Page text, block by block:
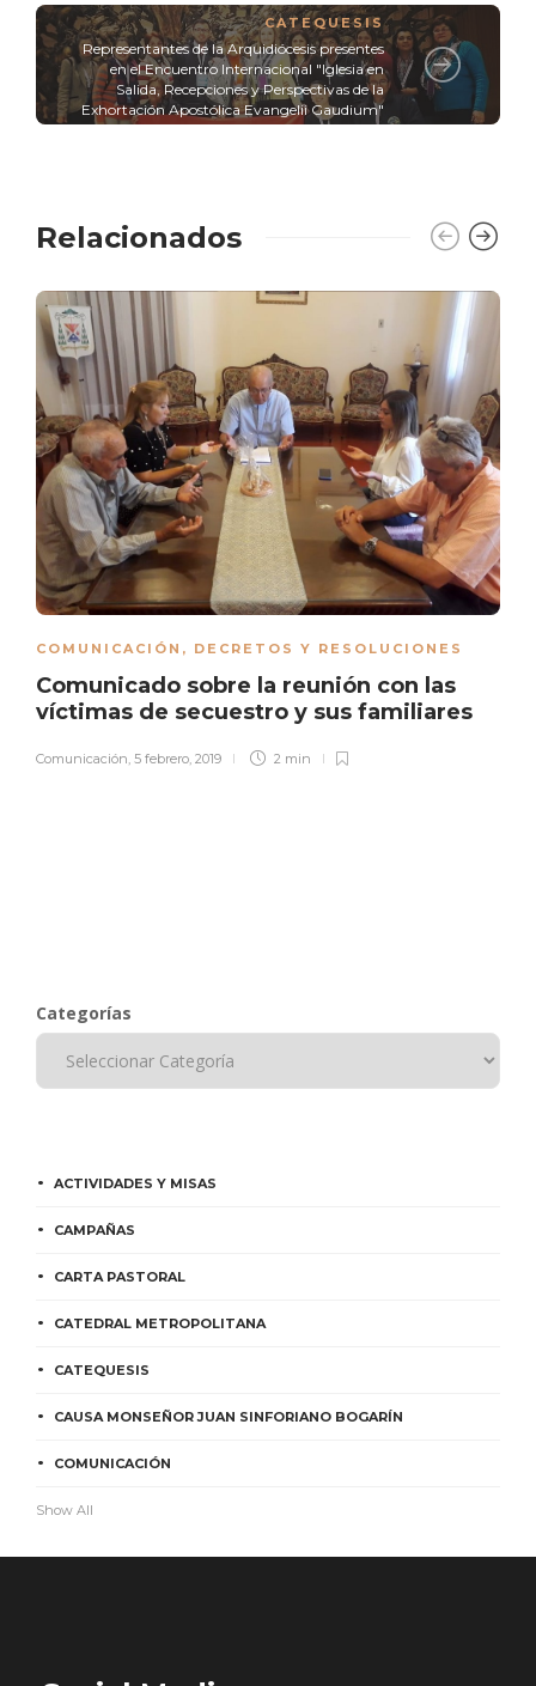
CATEQUESIS
Representantes de la Arquidiócesis presentes
en el Encuentro Internacional "Iglesia en
Salida, Recepciones y Perspectivas de la
Exhortación Apostólica Evangelii Gaudium"
Relacionados
COMUNICACIÓN , DECRETOS Y RESOLUCIONES
Comunicado sobre la reunión con las
víctimas de secuestro y sus familiares
Comunicación, 5 febrero, 2019 2 min
Categorías
ACTIVIDADES Y MISAS
CAMPAÑAS
CARTA PASTORAL
CATEDRAL METROPOLITANA
CATEQUESIS
CAUSA MONSEÑOR JUAN SINFORIANO BOGARÍN
COMUNICACIÓN
Show All